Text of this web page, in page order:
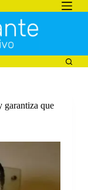
garantiza que